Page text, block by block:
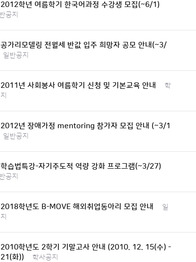
2012학년 여름학기 한국어과정 수강생 모집(~6/1)
공지
공가리모델링 전월세 반값 입주 희망자 공모 안내(~3/
일반공지
2011년 사회봉사 여름학기 신청 및 기본교육 안내
학
2012년 장애가정 mentoring 참가자 모집 안내 (~3/1
일반공지
학습법특강-자기주도적 역량 강화 프로그램(~3/27)
공지
2018학년도 B-MOVE 해외취업동아리 모집 안내
일
2010학년도 2학기 기말고사 안내 (2010. 12. 15(수) -
화))
학사공지